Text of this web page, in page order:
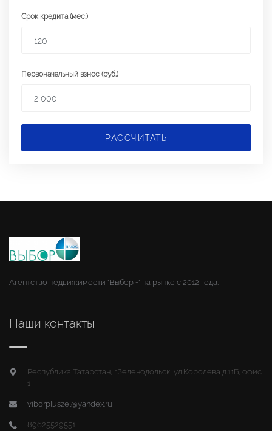
Срок кредита (мес.)
Первоначальный взнос (руб.)
РАССЧИТАТЬ
Агентство недвижимости "Выбор +" на рынке с 2012 года.
Наши контакты
Республика Татарстан, г.Зеленодольск, ул.Королева д.11Б, офис
1
viborpluszel@yandex.ru
89625529551